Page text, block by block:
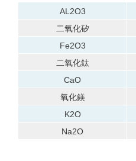
AL2O3
二氧化矽
Fe2O3
二氧化鈦
CaO
氧化鎂
K2O
Na2O